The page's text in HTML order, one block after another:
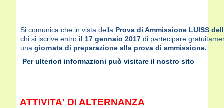
Si comunica che in vista della Prova di Ammissione LUISS
chi si iscrive entro il 17 gennaio 2017di partecipare
una giornata di preparazione alla prova di ammissione.
Per ulteriori informazioni può visitare il nostro sito
ATTIVITA' DI ALTERNANZA